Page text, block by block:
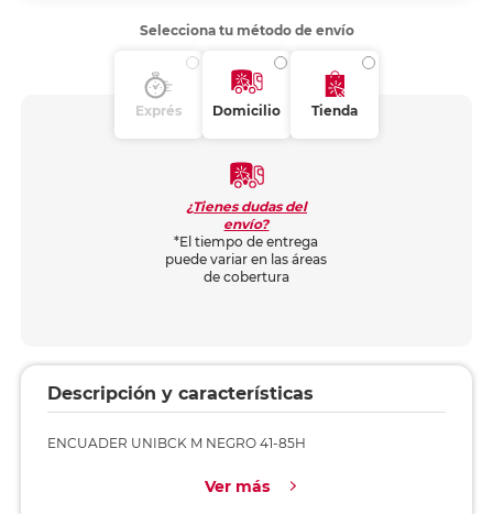
Selecciona tu método de envío
Exprés Domicilio Tienda
¿Tienes dudas del
envío?
*El tiempo de entrega
puede variar en las áreas
de cobertura
Descripción y características
ENCUADER UNIBCK M NEGRO 41-85H
Ver más